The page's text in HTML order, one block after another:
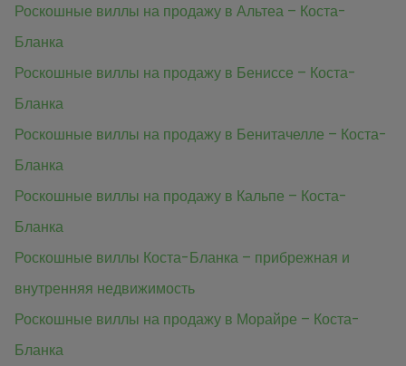
Роскошные виллы на продажу в Альтеа – Коста-
Бланка
Роскошные виллы на продажу в Бениссе – Коста-
Бланка
Роскошные виллы на продажу в Бенитачелле – Коста-
Бланка
Роскошные виллы на продажу в Кальпе – Коста-
Бланка
Роскошные виллы Коста-Бланка – прибрежная и
внутренняя недвижимость
Роскошные виллы на продажу в Морайре – Коста-
Бланка